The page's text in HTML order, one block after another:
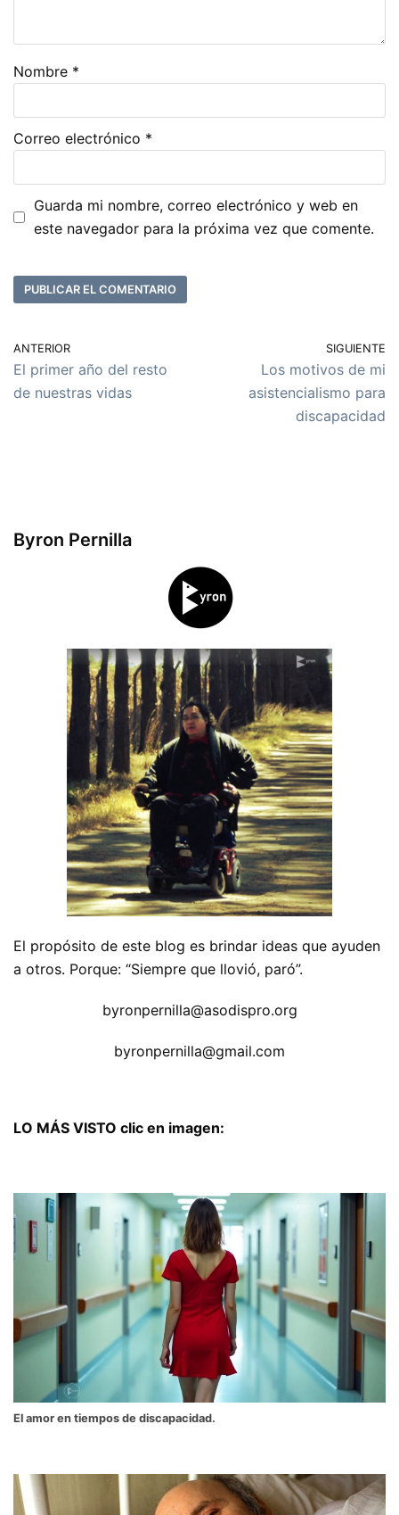
Nombre *
Correo electrónico *
Guarda mi nombre, correo electrónico y web en
este navegador para la próxima vez que comente.
ANTERIOR
El primer año del resto
de nuestras vidas
SIGUIENTE
Los motivos de mi
asistencialismo para
discapacidad
Byron Pernilla
El propósito de este blog es brindar ideas que ayuden
a otros. Porque: “Siempre que llovió, paró”.
byronpernilla@asodispro.org
byronpernilla@gmail.com
LO MÁS VISTO clic en imagen:
El amor en tiempos de discapacidad.